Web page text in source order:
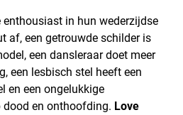
enthousiast in hun wederzijdse
af, een getrouwde schilder is
een dansleraar doet meer
een lesbisch stel heeft een
en een ongelukkige
en onthoofding. Love